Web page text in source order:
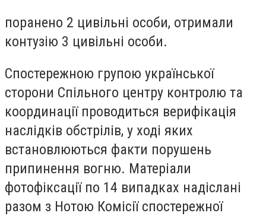
поранено 2 цивільні особи, отримали
контузію 3 цивільні особи.
​Спостережною групою української
сторони Спільного центру контролю та
координації проводиться верифікація
наслідків обстрілів, у ході яких
встановлюються факти порушень
припинення вогню. Матеріали
фотофіксації по 14 випадках надіслані
разом з Нотою Комісії спостережної